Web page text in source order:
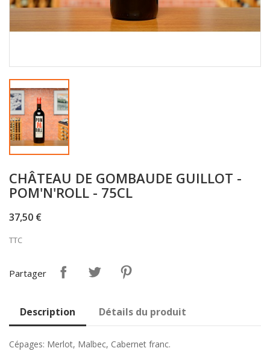
CHÂTEAU DE GOMBAUDE GUILLOT -
POM'N'ROLL - 75CL
37,50 €
TTC
Partager
Description Détails du produit
Cépages: Merlot, Malbec, Cabernet franc.